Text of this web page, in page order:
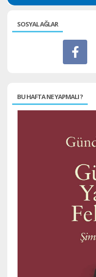
SOSYAL AĞLAR
BU HAFTA NE YAPMALI ?